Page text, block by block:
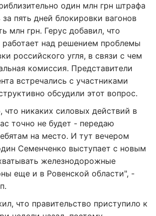
один млн грн штрафа
за пять дней блокировки вагонов
млн грн. Герус добавил, что
работает над решением проблемы
российского угля, в связи с чем
комиссия. Представители
встречались с участниками
обсудили этот вопрос.
никаких силовых действий в
точно не будет - передаю
на место. И тут вечером
Семенченко выступает с новым
железнодорожные
еще и в Ровенской области", -
что правительство приступило к